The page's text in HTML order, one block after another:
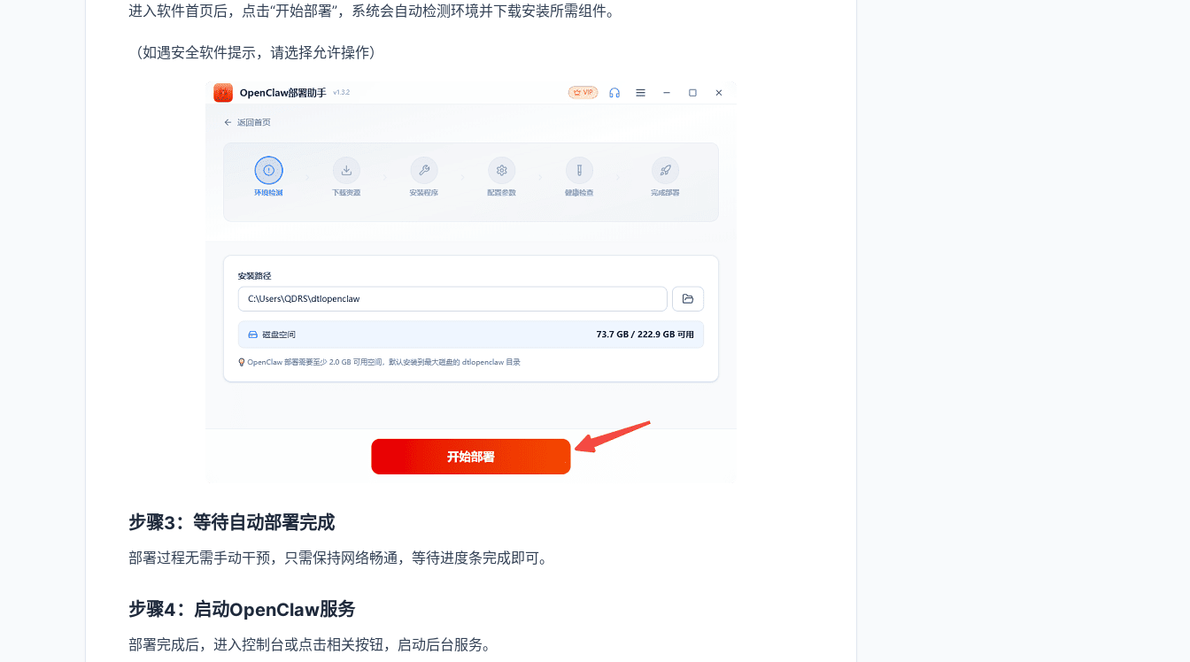
进入软件首页后，点击“开始部署”，系统会自动检测环境并下载安装所需组件。
（如遇安全软件提示，请选择允许操作）
步骤3：等待自动部署完成
部署过程无需手动干预，只需保持网络畅通，等待进度条完成即可。
步骤4：启动OpenClaw服务
部署完成后，进入控制台或点击相关按钮，启动后台服务。